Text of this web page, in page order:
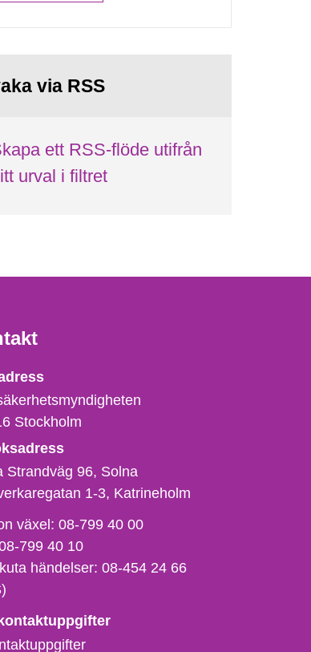
via RSS
ett RSS-flöde utifrån
urval i filtret
Stockholm
Strandväg 96, Solna
1-3 Katrineholm
växel:08-799 40 00
799 40 10
händelser:08-454 24 66